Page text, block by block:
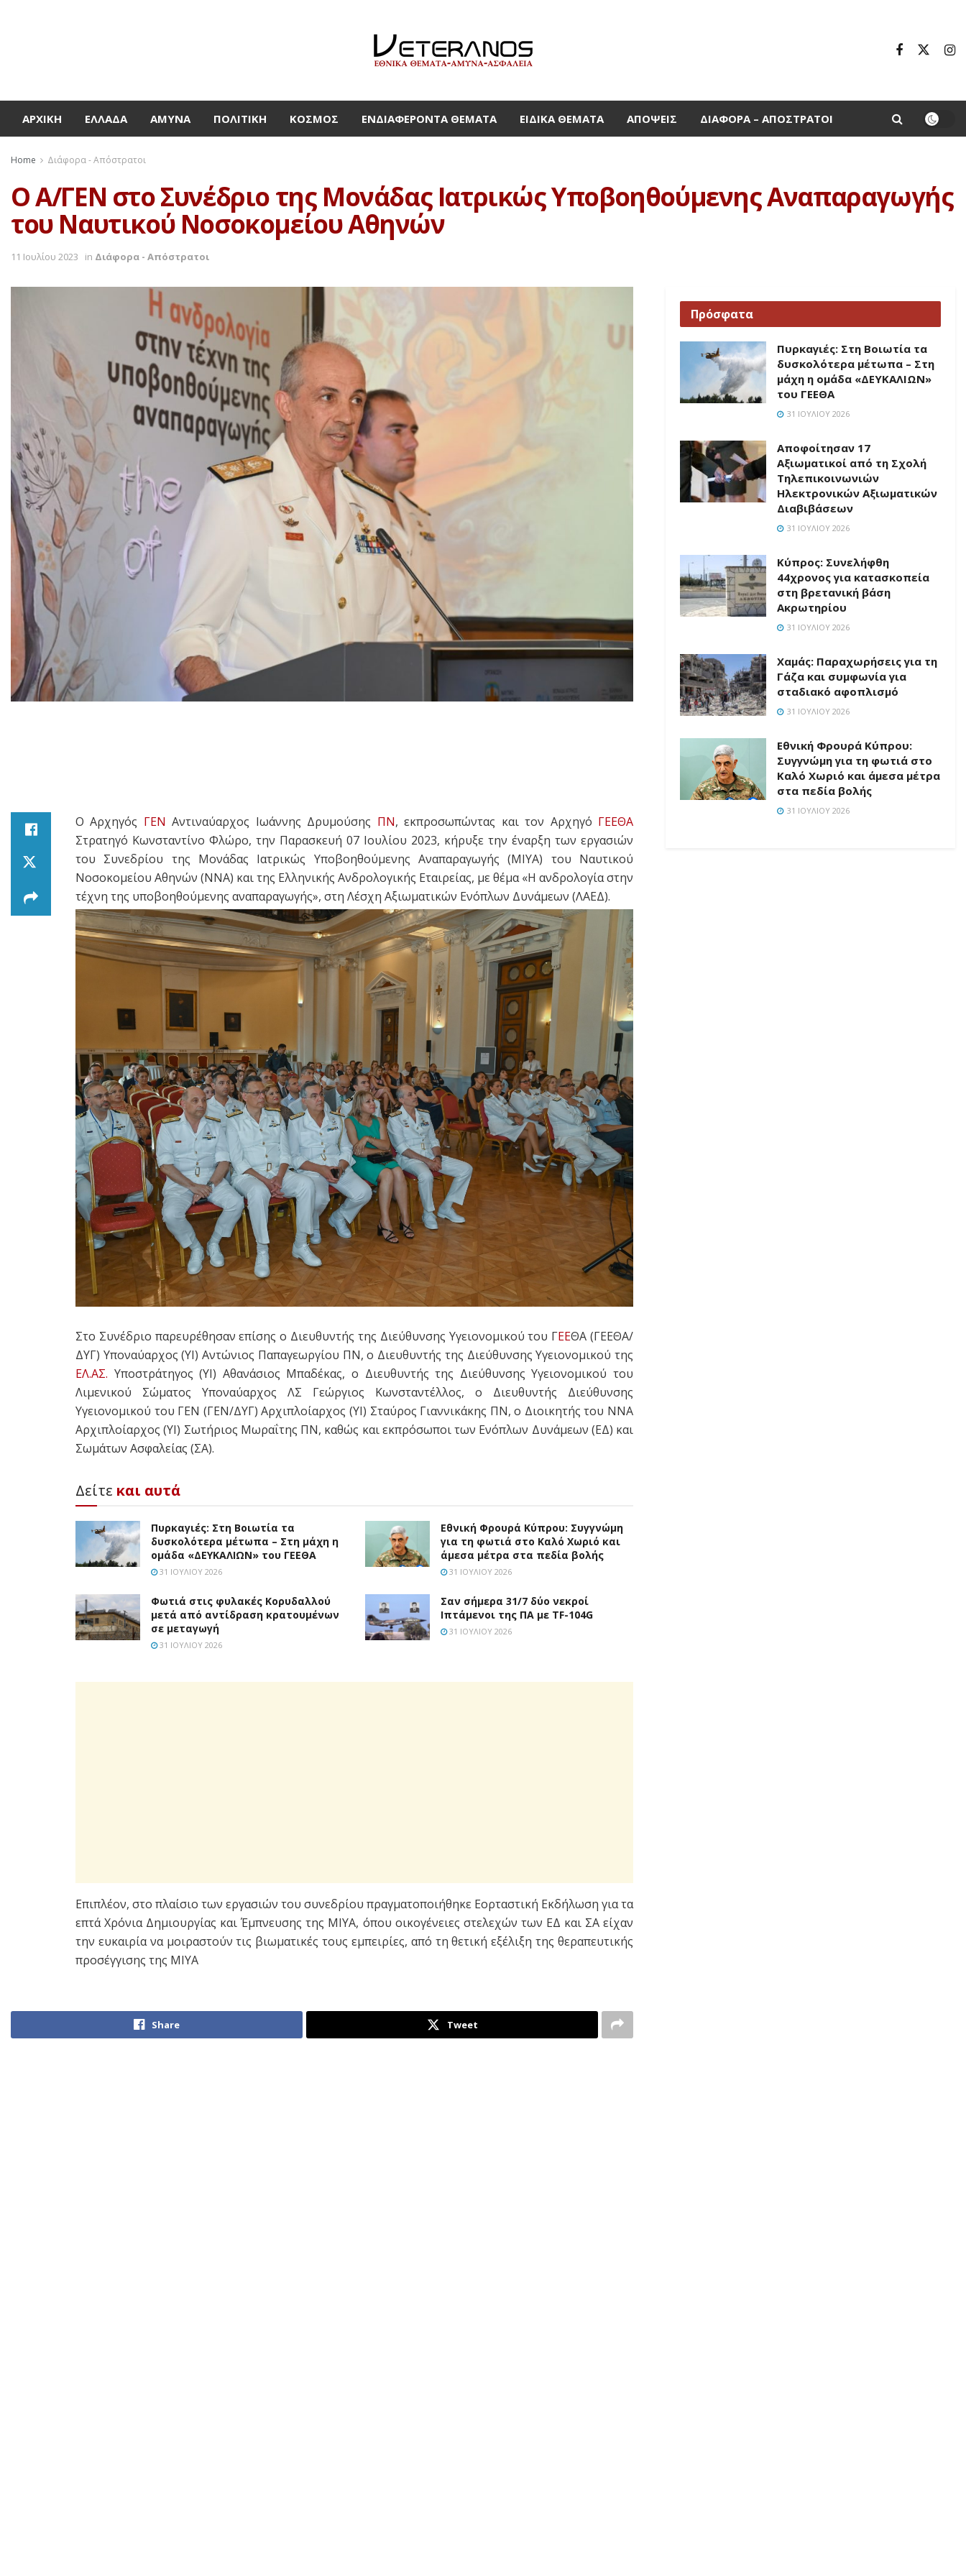
ΑΡΧΙΚΉ ΕΛΛΆΔΑ ΆΜΥΝΑ ΠΟΛΙΤΙΚΉ ΚΌΣΜΟΣ ΕΝΔΙΑΦΈΡΟΝΤΑ ΘΈΜΑΤΑ ΕΙΔΙΚΆ ΘΈΜΑΤΑ ΑΠΌΨΕΙΣ ΔΙΆΦΟΡΑ – ΑΠΌΣΤΡΑΤΟΙ
Home Διάφορα - Απόστρατοι
O Α/ΓΕΝ στο Συνέδριο της Μονάδας Ιατρικώς Υποβοηθούμενης Αναπαραγωγής
του Ναυτικού Νοσοκομείου Αθηνών
11 Ιουλίου 2023 in Διάφορα - Απόστρατοι
Ο Αρχηγός ΓΕΝ Αντιναύαρχος Ιωάννης Δρυμούσης ΠΝ, εκπροσωπώντας και τον Αρχηγό ΓΕΕΘΑ
Στρατηγό Κωνσταντίνο Φλώρο, την Παρασκευή 07 Ιουλίου 2023, κήρυξε την έναρξη των εργασιών
του Συνεδρίου της Μονάδας Ιατρικώς Υποβοηθούμενης Αναπαραγωγής (MIYA) του Ναυτικού
Νοσοκομείου Αθηνών (ΝΝΑ) και της Ελληνικής Ανδρολογικής Εταιρείας, με θέμα «Η ανδρολογία στην
τέχνη της υποβοηθούμενης αναπαραγωγής», στη Λέσχη Αξιωματικών Ενόπλων Δυνάμεων (ΛΑΕΔ).
Στο Συνέδριο παρευρέθησαν επίσης ο Διευθυντής της Διεύθυνσης Υγειονομικού του ΓΕΕΘΑ (ΓΕΕΘΑ/
ΔΥΓ) Υποναύαρχος (ΥΙ) Αντώνιος Παπαγεωργίου ΠΝ, ο Διευθυντής της Διεύθυνσης Υγειονομικού της
ΕΛ.ΑΣ. Υποστράτηγος (ΥΙ) Αθανάσιος Μπαδέκας, ο Διευθυντής της Διεύθυνσης Υγειονομικού του
Λιμενικού Σώματος Υποναύαρχος ΛΣ Γεώργιος Κωνσταντέλλος, ο Διευθυντής Διεύθυνσης
Υγειονομικού του ΓΕΝ (ΓΕΝ/ΔΥΓ) Αρχιπλοίαρχος (ΥΙ) Σταύρος Γιαννικάκης ΠΝ, ο Διοικητής του ΝΝΑ
Αρχιπλοίαρχος (ΥΙ) Σωτήριος Μωραΐτης ΠΝ, καθώς και εκπρόσωποι των Ενόπλων Δυνάμεων (ΕΔ) και
Σωμάτων Ασφαλείας (ΣΑ).
Δείτε και αυτά
Πυρκαγιές: Στη Βοιωτία τα
δυσκολότερα μέτωπα – Στη μάχη η
ομάδα «ΔΕΥΚΑΛΙΩΝ» του ΓΕΕΘΑ
31 ΙΟΥΛΊΟΥ 2026
Εθνική Φρουρά Κύπρου: Συγγνώμη
για τη φωτιά στο Καλό Χωριό και
άμεσα μέτρα στα πεδία βολής
31 ΙΟΥΛΊΟΥ 2026
Φωτιά στις φυλακές Κορυδαλλού
μετά από αντίδραση κρατουμένων
σε μεταγωγή
31 ΙΟΥΛΊΟΥ 2026
Σαν σήμερα 31/7 δύο νεκροί
Ιπτάμενοι της ΠΑ με TF-104G
31 ΙΟΥΛΊΟΥ 2026
Επιπλέον, στο πλαίσιο των εργασιών του συνεδρίου πραγματοποιήθηκε Εορταστική Εκδήλωση για τα
επτά Χρόνια Δημιουργίας και Έμπνευσης της ΜΙΥΑ, όπου οικογένειες στελεχών των ΕΔ και ΣΑ είχαν
την ευκαιρία να μοιραστούν τις βιωματικές τους εμπειρίες, από τη θετική εξέλιξη της θεραπευτικής
προσέγγισης της ΜΙΥΑ
Share Tweet
Πρόσφατα
Πυρκαγιές: Στη Βοιωτία τα
δυσκολότερα μέτωπα – Στη
μάχη η ομάδα «ΔΕΥΚΑΛΙΩΝ»
του ΓΕΕΘΑ
31 ΙΟΥΛΊΟΥ 2026
Αποφοίτησαν 17
Αξιωματικοί από τη Σχολή
Τηλεπικοινωνιών
Ηλεκτρονικών Αξιωματικών
Διαβιβάσεων
31 ΙΟΥΛΊΟΥ 2026
Κύπρος: Συνελήφθη
44χρονος για κατασκοπεία
στη βρετανική βάση
Ακρωτηρίου
31 ΙΟΥΛΊΟΥ 2026
Χαμάς: Παραχωρήσεις για τη
Γάζα και συμφωνία για
σταδιακό αφοπλισμό
31 ΙΟΥΛΊΟΥ 2026
Εθνική Φρουρά Κύπρου:
Συγγνώμη για τη φωτιά στο
Καλό Χωριό και άμεσα μέτρα
στα πεδία βολής
31 ΙΟΥΛΊΟΥ 2026